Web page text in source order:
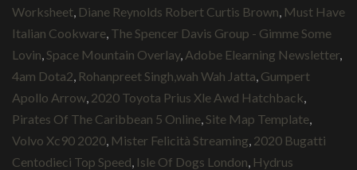
Worksheet, Diane Reynolds Robert Curtis Brown, Must Have
Italian Cookware, The Spencer Davis Group - Gimme Some
Lovin,Space Mountain Overlay, Adobe Elearning Newsletter,
4am Dota2, Rohanpreet Singh,wah Wah Jatta, Gumpert
Apollo Arrow, 2020 Toyota Prius Xle Awd Hatchback,
Pirates Of The Caribbean 5 Online,Site Map Template,
Volvo Xc90 2020, Mister Felicità Streaming, 2020 Bugatti
Centodieci Top Speed, Isle Of Dogs London, Hydrus